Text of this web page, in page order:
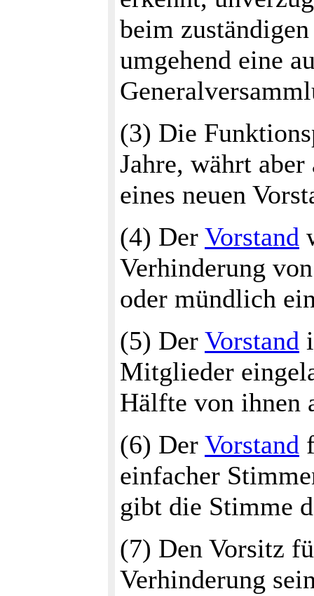
beim
umgehend eine
(3) Die
Jahre, währt
eines neuen
(4) Der Vorstand
Verhinderung
oder mündlich
(5) Der Vorstand
Mitglieder
Hälfte von ihnen
(6) Der Vorstand
einfacher
gibt die Stimme
(7) Den Vorsitz
Verhinderung